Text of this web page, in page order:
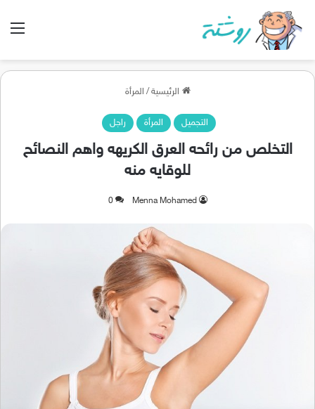
الرئيسية / المرأة
التجميل المرأة راجل
التخلص من رائحه العرق الكريهه واهم النصائح
للوقايه منه
Menna Mohamed
0